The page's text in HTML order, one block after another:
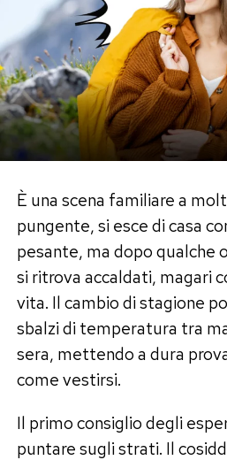
È una scena familiare a
pungente, si esce di casa
pesante, ma dopo qualche
si ritrova accaldati, magari
vita. Il cambio di stagione
sbalzi di temperatura tra
sera, mettendo a dura
come vestirsi.
Il primo consiglio degli
puntare sugli strati. Il